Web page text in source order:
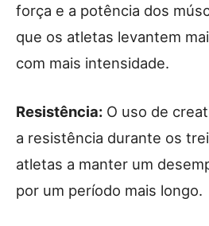
força e a potência dos
que os atletas levantem
com mais intensidade.
Resistência: O uso de
a resistência durante os
atletas a manter um
por um período mais longo.